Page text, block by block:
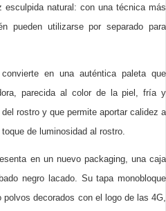
esculpida natural: con una técnica más
pueden utilizarse por separado para
en una auténtica paleta que
parecida al color de la piel, fría y
rostro y que permite aportar calidez a
de luminosidad al rostro.
en un nuevo packaging, una caja
negro lacado. Su tapa monobloque
polvos decorados con el logo de las 4G,